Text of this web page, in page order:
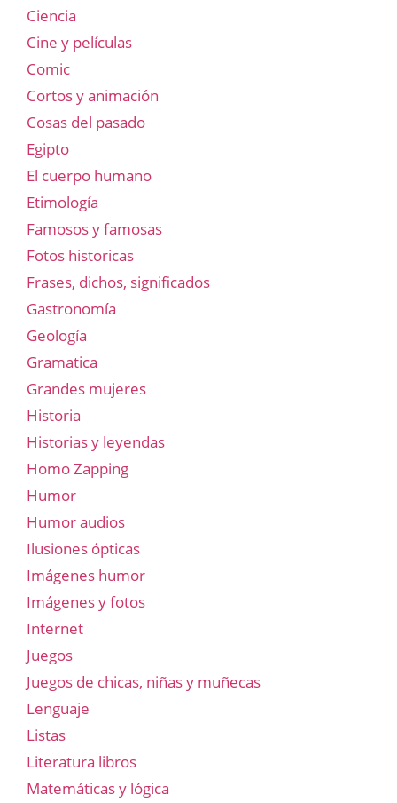
Ciencia
Cine y películas
Comic
Cortos y animación
Cosas del pasado
Egipto
El cuerpo humano
Etimología
Famosos y famosas
Fotos historicas
Frases, dichos, significados
Gastronomía
Geología
Gramatica
Grandes mujeres
Historia
Historias y leyendas
Homo Zapping
Humor
Humor audios
Ilusiones ópticas
Imágenes humor
Imágenes y fotos
Internet
Juegos
Juegos de chicas, niñas y muñecas
Lenguaje
Listas
Literatura libros
Matemáticas y lógica